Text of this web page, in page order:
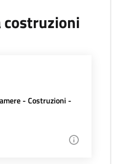
- Costruzioni -